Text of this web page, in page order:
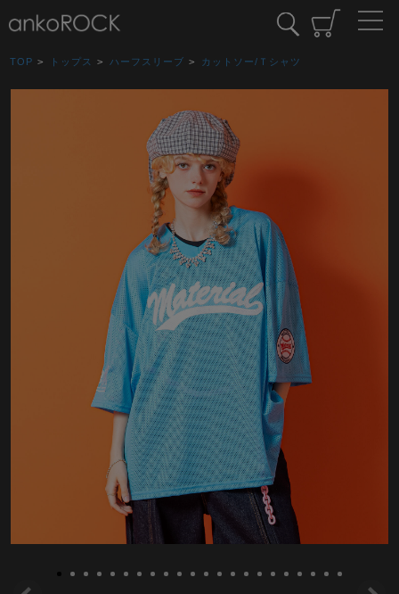
TOP > トップス > ハーフスリーブ > カットソー/Ｔシャツ